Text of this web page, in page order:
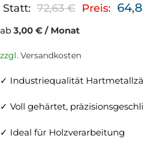
Statt: 72,63€ Preis:
ab 3,00 € / Monat
zzgl. Versandkosten
✓ Industriequalität
✓ Voll gehärtet,
✓ Ideal für Holzverarbeitung